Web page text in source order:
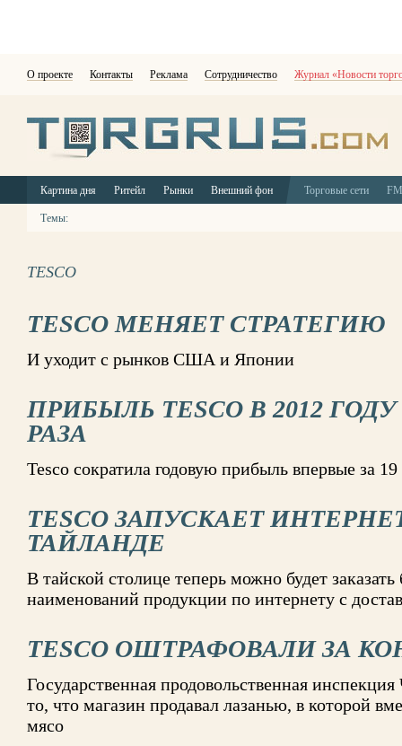
О проекте Контакты Реклама Сотрудничество Журнал «Новости
Картина дня Ритейл Рынки Внешний фон Торговые сети
Темы:
TESCO
TESCO МЕНЯЕТ СТРАТЕГИЮ
И уходит с рынков США и Японии
ПРИБЫЛЬ TESCO В 2012
РАЗА
Tesco сократила годовую прибыль впервые за 19
TESCO ЗАПУСКАЕТ
ТАЙЛАНДЕ
В тайской столице теперь можно будет
наименований продукции по интернету с
TESCO ОШТРАФОВАЛИ ЗА
Государственная продовольственная
то, что магазин продавал лазанью, в которой
мясо